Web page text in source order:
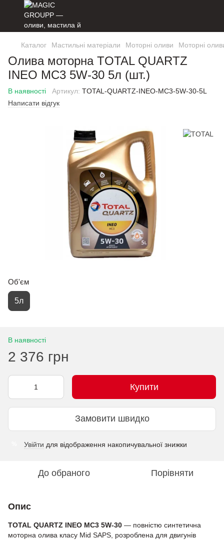
Каталог Мастильні матеріали Моторні оливи Моторні
Олива моторна TOTAL QUARTZ
INEO MC3 5W-30 5л (шт.)
В наявності Артикул: TOTAL-QUARTZ-INEO-MC3-5W-30-5L
Написати відгук
Об'єм
5л
В наявності
2 376 грн
Купити
Замовити швидко
Увійти для відображення накопичувальної знижки
До обраного Порівняти
Опис
TOTAL QUARTZ INEO MC3 5W-30 — повністю синтетична
моторна олива класу Mid SAPS, розроблена для двигунів